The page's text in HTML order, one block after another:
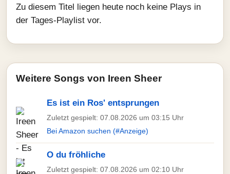
Zu diesem Titel liegen heute noch keine Plays in
der Tages-Playlist vor.
Weitere Songs von Ireen Sheer
Es ist ein Ros' entsprungen
Zuletzt gespielt: 07.08.2026 um 03:15 Uhr
Bei Amazon suchen (#Anzeige)
O du fröhliche
Zuletzt gespielt: 07.08.2026 um 02:10 Uhr